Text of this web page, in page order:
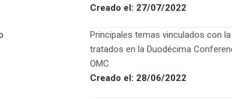
Creado el: 27/07/2022
Principales temas vinculados con
tratados en la Duodécima
OMC
Creado el: 28/06/2022